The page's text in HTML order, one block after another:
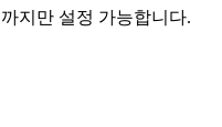
지만 설정 가능합니다.